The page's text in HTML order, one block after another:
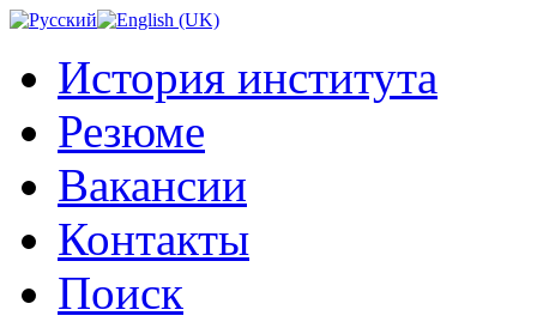
История института
Резюме
Вакансии
Контакты
Поиск